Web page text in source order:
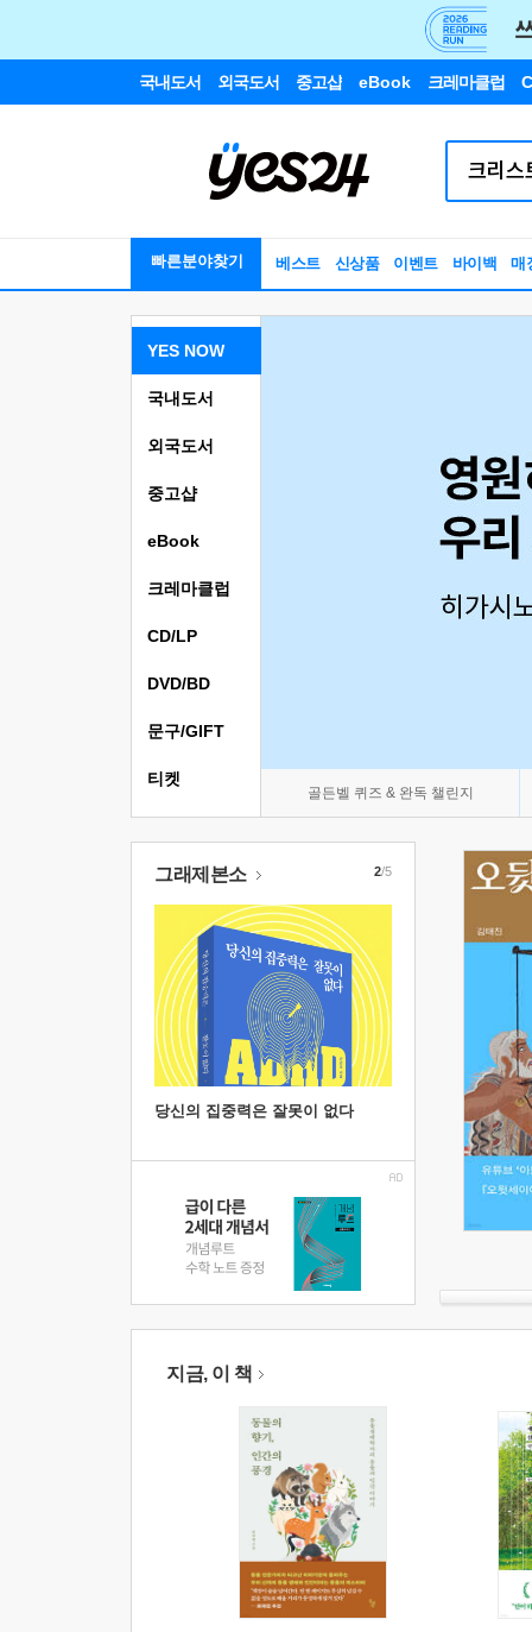
국내도서 외국도서 중고샵 eBook 크레마클럽
빠른분야찾기 베스트 신상품 이벤트 바이백 매
YES NOW
골든벨 퀴즈 & 완독 챌린지
국내도서
외국도서
중고샵
eBook
크레마클럽
CD/LP
DVD/BD
문구/GIFT
티켓
그래제본소
당신의 집중력은 잘못이 없다
2/5
지금, 이 책